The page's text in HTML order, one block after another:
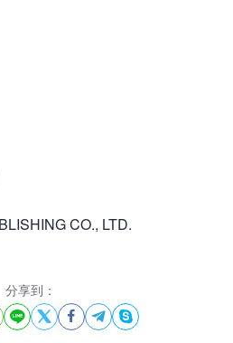
CO., LTD.
分享到：
    